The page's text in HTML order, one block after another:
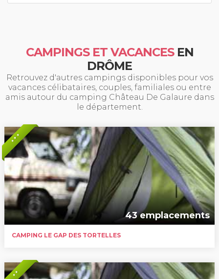
CAMPINGS ET VACANCESEN
DRÔME
Retrouvez d'autres campings disponibles pour vos
vacances célibataires, couples, familiales ou entre
amis autour du camping Château De Galaure dans
le département.
* * *
43 emplacements
CAMPING LE GAP DES TORTELLES
* *